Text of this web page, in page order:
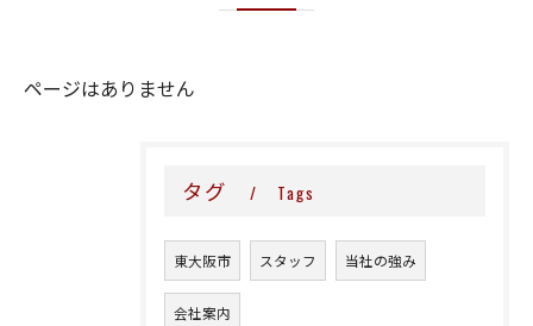
ページはありません
タグ Tags
東大阪市 スタッフ 当社の強み
会社案内